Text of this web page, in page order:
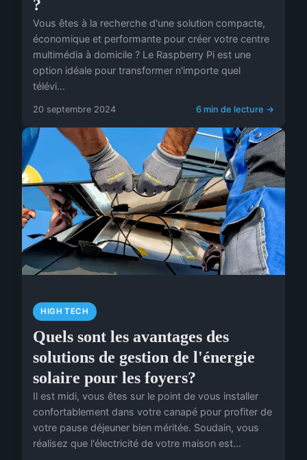
?
Vous êtes à la recherche d'une solution compacte,
économique et performante pour créer votre centre
multimédia à domicile ? Le Raspberry Pi est une
option idéale pour transformer n'importe quel
télévi...
20 septembre 2024 6 min de lecture →
HIGH TECH
Quels sont les avantages des
solutions de gestion de l'énergie
solaire pour les foyers?
Il est midi, vous êtes sur le point de vous installer
confortablement dans votre canapé pour profiter de
votre pause déjeuner bien méritée. Soudain, vous
réalisez que l'électricité de votre maison est...